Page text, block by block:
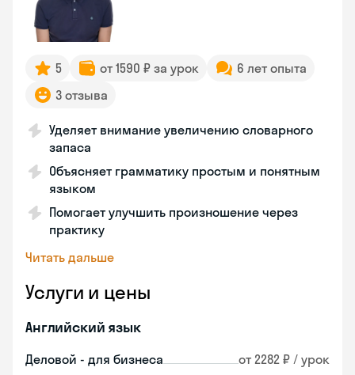
5 от 1590 ₽ за урок
6 лет опыта
3 отзыва
Уделяет внимание увеличению словарного
запаса
Объясняет грамматику простым и понятным
языком
Помогает улучшить произношение через
практику
Читать дальше
Услуги и цены
Английский язык
Деловой - для бизнеса от 2282 ₽ / урок